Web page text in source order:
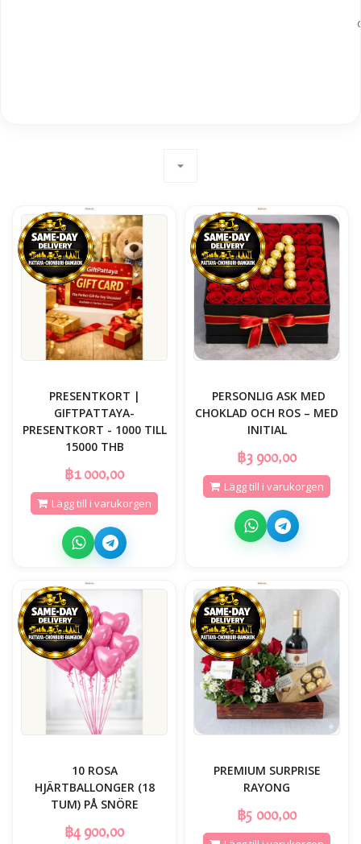
arrow_drop_down
PRESENTKORT |
GIFTPATTAYA-
PRESENTKORT - 1000 TILL
15000 THB
฿1 000,00
Lägg till i varukorgen
️ PERSONLIG ASK MED
CHOKLAD OCH ROS – MED
INITIAL
฿3 900,00
Lägg till i varukorgen
10 ROSA
HJÄRTBALLONGER (18
TUM) PÅ SNÖRE
฿4 900,00
PREMIUM SURPRISE
RAYONG
฿5 000,00